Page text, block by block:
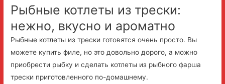
Рыбные котлеты из трески:
нежно, вкусно и ароматно
Рыбные котлеты из трески готовятся очень просто. Вы
можете купить филе, но это довольно дорого, а можно
приобрести рыбку и сделать котлеты из рыбного фарша
трески приготовленного по-домашнему.